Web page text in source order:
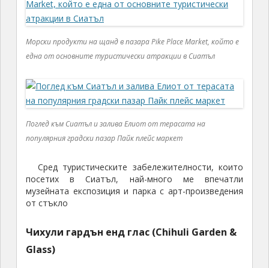
Морски продукти на щанд в пазара Pike Place Market, който е
една от основните туристически атракции в Сиатъл
Поглед към Сиатъл и залива Елиот от терасата на
популярния градски пазар Пайк плейс маркет
Сред туристическите забележителности, които
посетих в Сиатъл, най-много ме впечатли
музейната експозиция и парка с арт-произведения
от стъкло
Чихули гардън енд глас (Chihuli Garden &
Glass)